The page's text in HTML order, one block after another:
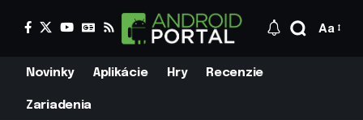
Aa
Novinky Aplikácie Hry Recenzie
Zariadenia